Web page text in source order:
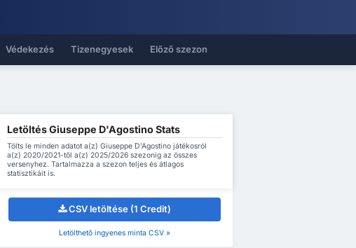
Védekezés Tizenegyesek Előző szezon
Letöltés Giuseppe D'Agostino Stats
Tölts le minden adatot a(z) Giuseppe D'Agostino játékosról
a(z) 2020/2021-től a(z) 2025/2026 szezonig az összes
versenyhez. Tartalmazza a szezon teljes és átlagos
statisztikáit is.
CSV letöltése (1 Credit)
Letölthető ingyenes minta CSV »